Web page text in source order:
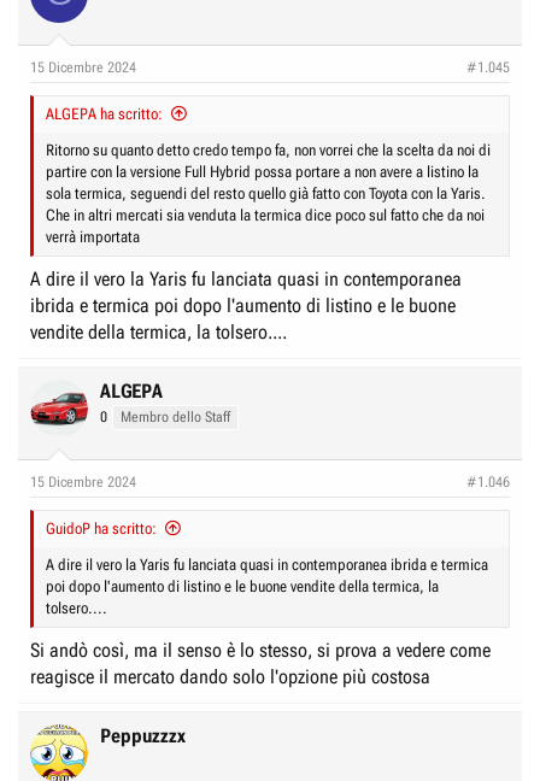
15 Dicembre 2024 #1.045
ALGEPA ha scritto:
Ritorno su quanto detto credo tempo fa, non vorrei che la scelta da noi di
partire con la versione Full Hybrid possa portare a non avere a listino la
sola termica, seguendi del resto quello già fatto con Toyota con la Yaris.
Che in altri mercati sia venduta la termica dice poco sul fatto che da noi
verrà importata
A dire il vero la Yaris fu lanciata quasi in contemporanea
ibrida e termica poi dopo l'aumento di listino e le buone
vendite della termica, la tolsero....
ALGEPA
0 Membro dello Staff
15 Dicembre 2024 #1.046
GuidoP ha scritto:
A dire il vero la Yaris fu lanciata quasi in contemporanea ibrida e termica
poi dopo l'aumento di listino e le buone vendite della termica, la
tolsero....
Si andò così, ma il senso è lo stesso, si prova a vedere come
reagisce il mercato dando solo l'opzione più costosa
Peppuzzzx